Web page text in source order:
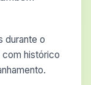
durante o
histórico